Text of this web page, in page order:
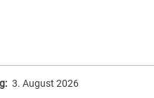
3. August 2026